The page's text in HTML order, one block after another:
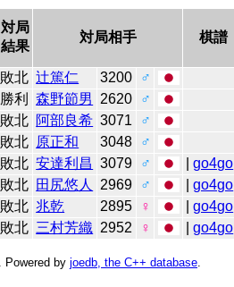
対局
結果
対局相手 棋譜
敗北 辻󠄀篤仁 3200
♂
勝利 森野節男 2620
♂
敗北 阿部良希 3071
♂
敗北 原正和 3048
♂
敗北 安達利昌 3079 ♂ |go4go
敗北 田尻悠人 2969 ♂ |go4go
敗北 兆乾 2895 ♀ |go4go
敗北 三村芳織 2952 ♀ |go4go
. Powered by joedb, the C++ database